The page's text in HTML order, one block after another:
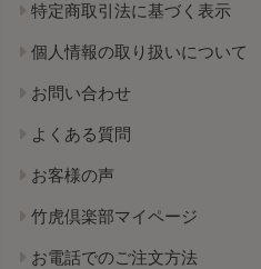
特定商取引法に基づく表示
個人情報の取り扱いについて
お問い合わせ
よくある質問
お客様の声
竹虎倶楽部マイページ
お電話でのご注文方法